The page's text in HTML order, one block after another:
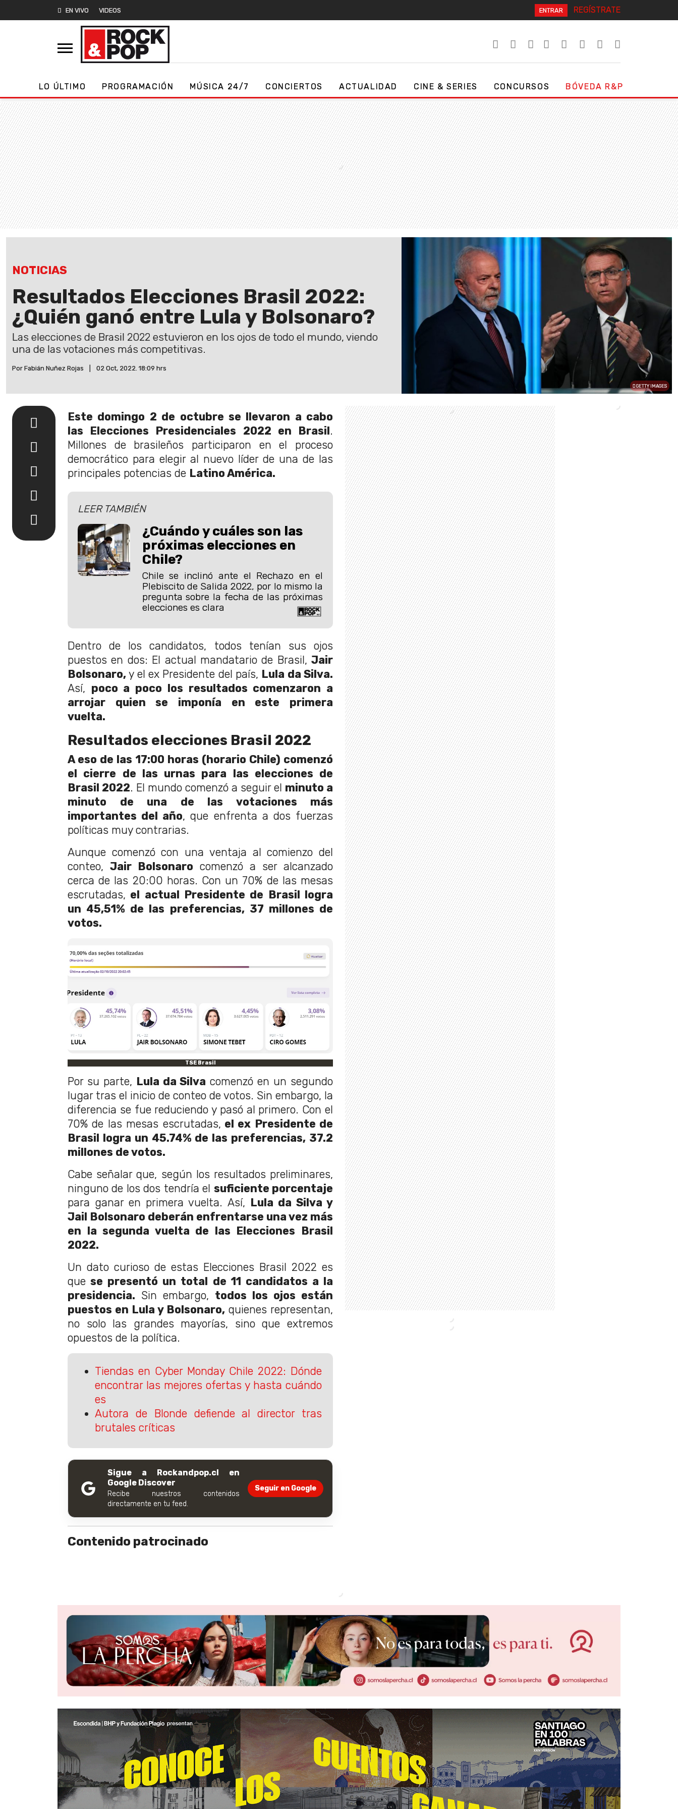
EN VIVO VIDEOS ENTRAR REGÍSTRATE
LO ÚLTIMO PROGRAMACIÓN MÚSICA 24/7 CONCIERTOS ACTUALIDAD CINE & SERIES CONCURSOS BÓVEDA R&P
NOTICIAS
Resultados Elecciones Brasil 2022:
¿Quién ganó entre Lula y Bolsonaro?
Las elecciones de Brasil 2022 estuvieron en los ojos de todo el mundo, viendo
una de las votaciones más competitivas.
Por Fabián Nuñez Rojas 02 Oct, 2022. 18:09 hrs
GETTY IMAGES
Este domingo 2 de octubre se llevaron a cabo
las Elecciones Presidenciales 2022 en Brasil.
Millones de brasileños participaron en el proceso
democrático para elegir al nuevo líder de una de las
principales potencias de Latino América.
LEER TAMBIÉN
¿Cuándo y cuáles son las
próximas elecciones en
Chile?
Chile se inclinó ante el Rechazo en el
Plebiscito de Salida 2022, por lo mismo la
pregunta sobre la fecha de las próximas
elecciones es clara
Dentro de los candidatos, todos tenían sus ojos
puestos en dos: El actual mandatario de Brasil, Jair
Bolsonaro, y el ex Presidente del país, Lula da Silva.
Así, poco a poco los resultados comenzaron a
arrojar quien se imponía en este primera
vuelta.
Resultados elecciones Brasil 2022
A eso de las 17:00 horas (horario Chile) comenzó
el cierre de las urnas para las elecciones de
Brasil 2022. El mundo comenzó a seguir el minuto a
minuto de una de las votaciones más
importantes del año, que enfrenta a dos fuerzas
políticas muy contrarias.
Aunque comenzó con una ventaja al comienzo del
conteo, Jair Bolsonaro comenzó a ser alcanzado
cerca de las 20:00 horas. Con un 70% de las mesas
escrutadas, el actual Presidente de Brasil logra
un 45,51% de las preferencias, 37 millones de
votos.
TSE Brasil
Por su parte, Lula da Silva comenzó en un segundo
lugar tras el inicio de conteo de votos. Sin embargo, la
diferencia se fue reduciendo y pasó al primero. Con el
70% de las mesas escrutadas, el ex Presidente de
Brasil logra un 45.74% de las preferencias, 37.2
millones de votos.
Cabe señalar que, según los resultados preliminares,
ninguno de los dos tendría el suficiente porcentaje
para ganar en primera vuelta. Así, Lula da Silva y
Jail Bolsonaro deberán enfrentarse una vez más
en la segunda vuelta de las Elecciones Brasil
2022.
Un dato curioso de estas Elecciones Brasil 2022 es
que se presentó un total de 11 candidatos a la
presidencia. Sin embargo, todos los ojos están
puestos en Lula y Bolsonaro, quienes representan,
no solo las grandes mayorías, sino que extremos
opuestos de la política.
Tiendas en Cyber Monday Chile 2022: Dónde
encontrar las mejores ofertas y hasta cuándo
es
Autora de Blonde defiende al director tras
brutales críticas
Sigue a Rockandpop.cl en
Google Discover
Recibe nuestros contenidos
directamente en tu feed.
Seguir en Google
Contenido patrocinado